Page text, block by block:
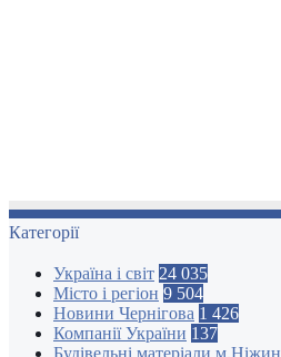
Категорії
Україна і світ 24 035
Місто і регіон 9 504
Новини Чернігова 1 426
Компанії України 137
Будівельні матеріали м.Ніжин